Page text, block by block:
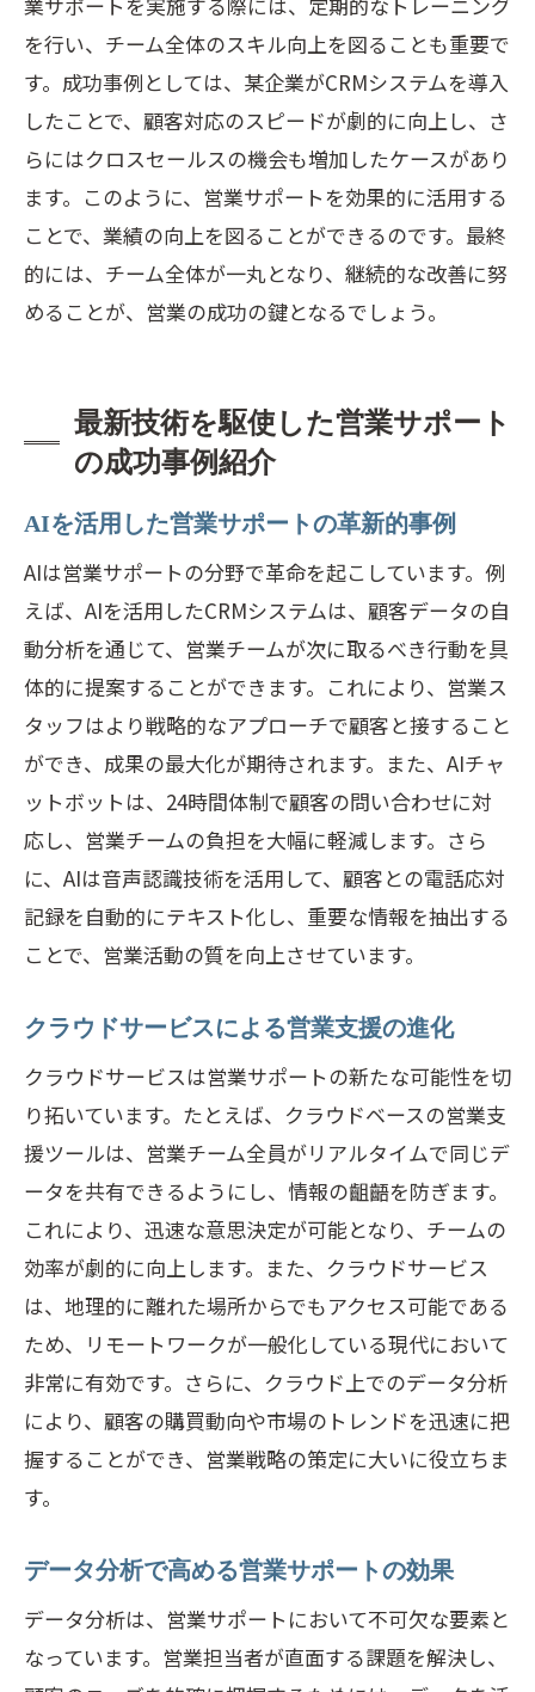
する方法
課題解決のための具体的なアプローチと
手法
業務フロー改善によるサポートの質向上
サポートチームのリーダーシップ強化策
営業サポートにおける問題解決の成功事
例
営業サポートがビジネス成長に与える長
期的影響
戦略
営業サポートで顧客基盤の拡大を目指す
方法
サポートを通じたブランド価値の向上
持続可能なビジネスモデルの構築と営業
支援
営業サポートで未来のビジネス成長を実
現する
を行い、チーム全体のスキル向上を図ることも重要で
す。成功事例としては、某企業がCRMシステムを導入
したことで、顧客対応のスピードが劇的に向上し、さ
らにはクロスセールスの機会も増加したケースがあり
ます。このように、営業サポートを効果的に活用する
ことで、業績の向上を図ることができるのです。最終
的には、チーム全体が一丸となり、継続的な改善に努
めることが、営業の成功の鍵となるでしょう。
最新技術を駆使した営業サポート
の成功事例紹介
AIを活用した営業サポートの革新的事例
AIは営業サポートの分野で革命を起こしています。例
えば、AIを活用したCRMシステムは、顧客データの自
動分析を通じて、営業チームが次に取るべき行動を具
体的に提案することができます。これにより、営業ス
タッフはより戦略的なアプローチで顧客と接すること
ができ、成果の最大化が期待されます。また、AIチャ
ットボットは、24時間体制で顧客の問い合わせに対
応し、営業チームの負担を大幅に軽減します。さら
に、AIは音声認識技術を活用して、顧客との電話応対
記録を自動的にテキスト化し、重要な情報を抽出する
ことで、営業活動の質を向上させています。
クラウドサービスによる営業支援の進化
クラウドサービスは営業サポートの新たな可能性を切
り拓いています。たとえば、クラウドベースの営業支
援ツールは、営業チーム全員がリアルタイムで同じデ
ータを共有できるようにし、情報の齟齬を防ぎます。
これにより、迅速な意思決定が可能となり、チームの
効率が劇的に向上します。また、クラウドサービス
は、地理的に離れた場所からでもアクセス可能である
ため、リモートワークが一般化している現代において
非常に有効です。さらに、クラウド上でのデータ分析
により、顧客の購買動向や市場のトレンドを迅速に把
握することができ、営業戦略の策定に大いに役立ちま
す。
データ分析で高める営業サポートの効果
データ分析は、営業サポートにおいて不可欠な要素と
なっています。営業担当者が直面する課題を解決し、